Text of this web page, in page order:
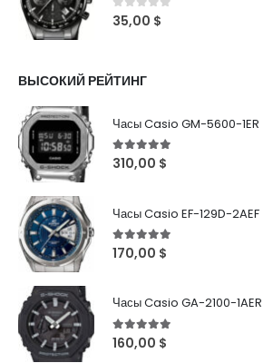
0out of 5
35,00 $
ВЫСОКИЙ РЕЙТИНГ
Часы Casio GM-5600-1ER
5out of 5
310,00 $
Часы Casio EF-129D-2AEF
5out of 5
170,00 $
Часы Casio GA-2100-1AER
5out of 5
160,00 $